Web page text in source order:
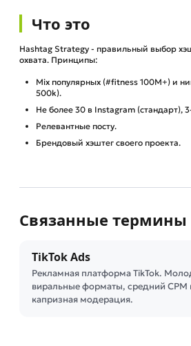
Что это
Hashtag Strategy - правильный выбор
охвата. Принципы:
Mix популярных (#fitness 100M+) и
500k).
Не более 30 в Instagram (стандарт),
Релевантные посту.
Брендовый хэштег своего проекта.
Связанные термины
TikTok Ads
Рекламная платформа TikTok.
виральные форматы, средний CPM
капризная модерация.